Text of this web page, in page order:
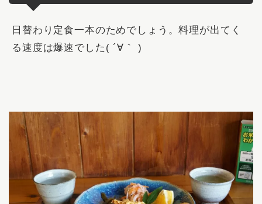
日替わり定食一本のためでしょう。料理が出てく
る速度は爆速でした ( ´∀｀ )